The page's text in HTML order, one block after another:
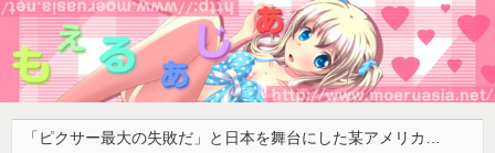
「ピクサー最大の失敗だ」と日本を舞台にした某アメリカ産アニメが話題に、日本と韓国の両方に失礼すぎるわ……